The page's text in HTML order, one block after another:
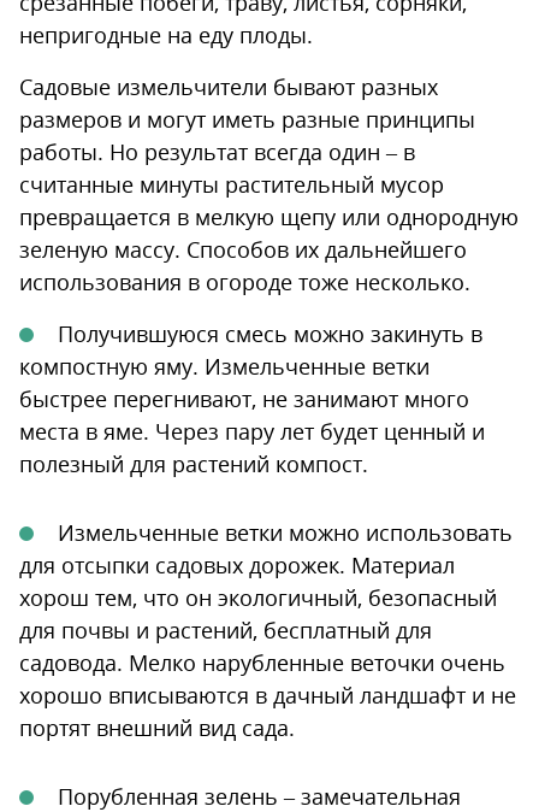
непригодные на еду плоды.
Садовые измельчители бывают разных
размеров и могут иметь разные принципы
работы. Но результат всегда один – в
считанные минуты растительный мусор
превращается в мелкую щепу или однородную
зеленую массу. Способов их дальнейшего
использования в огороде тоже несколько.
Получившуюся смесь можно закинуть в
компостную яму. Измельченные ветки
быстрее перегнивают, не занимают много
места в яме. Через пару лет будет ценный и
полезный для растений компост.
Измельченные ветки можно использовать
для отсыпки садовых дорожек. Материал
хорош тем, что он экологичный, безопасный
для почвы и растений, бесплатный для
садовода. Мелко нарубленные веточки очень
хорошо вписываются в дачный ландшафт и не
портят внешний вид сада.
Порубленная зелень – замечательная